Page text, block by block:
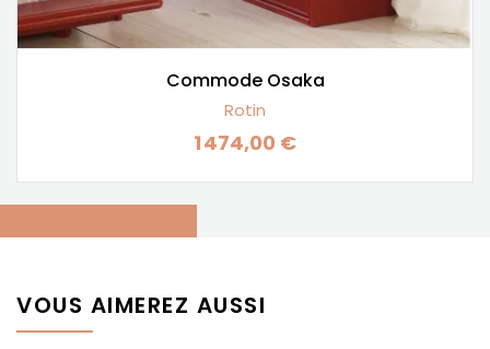
Commode Osaka
Rotin
Prix
1 474,00 €
VOUS AIMEREZ AUSSI